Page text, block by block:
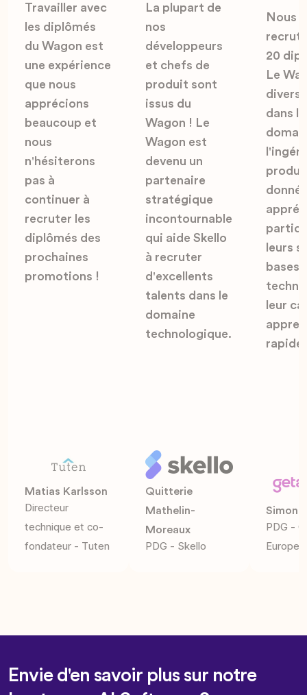
Travailler avec
les diplômés
du Wagon est
une expérience
que nous
apprécions
beaucoup et
nous
n'hésiterons
pas à
continuer à
recruter les
diplômés des
prochaines
promotions !
Matias Karlsson
Directeur
technique et co-
fondateur - Tuten
La plupart de
nos
développeurs
et chefs de
produit sont
issus du
Wagon ! Le
Wagon est
devenu un
partenaire
stratégique
incontournable
qui aide Skello
à recruter
d'excellents
talents dans le
domaine
technologique.
Quitterie
Mathelin-
Moreaux
PDG - Skello
Nous
20
Le
divers
dans
leurs
bases
leur
Simon
PDG -
Europe
Envie d'en savoir plus sur notre